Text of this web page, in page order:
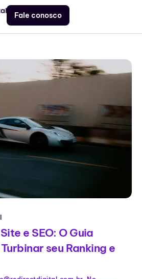
Fale conosco
e SEO: O Guia
seu Ranking e